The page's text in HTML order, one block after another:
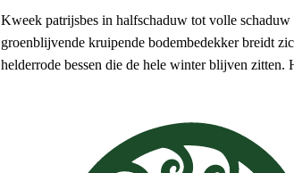
Kweek patrijsbes in halfschaduw tot volle
groenblijvende kruipende bodembedekker breidt
helderrode bessen die de hele winter blijven